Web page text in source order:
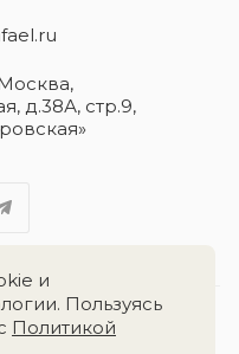
д.38А, стр.9,
и
Пользуясь
Политикой